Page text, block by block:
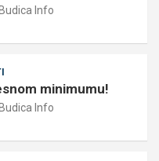
Budica Info
minimumu!
Budica Info